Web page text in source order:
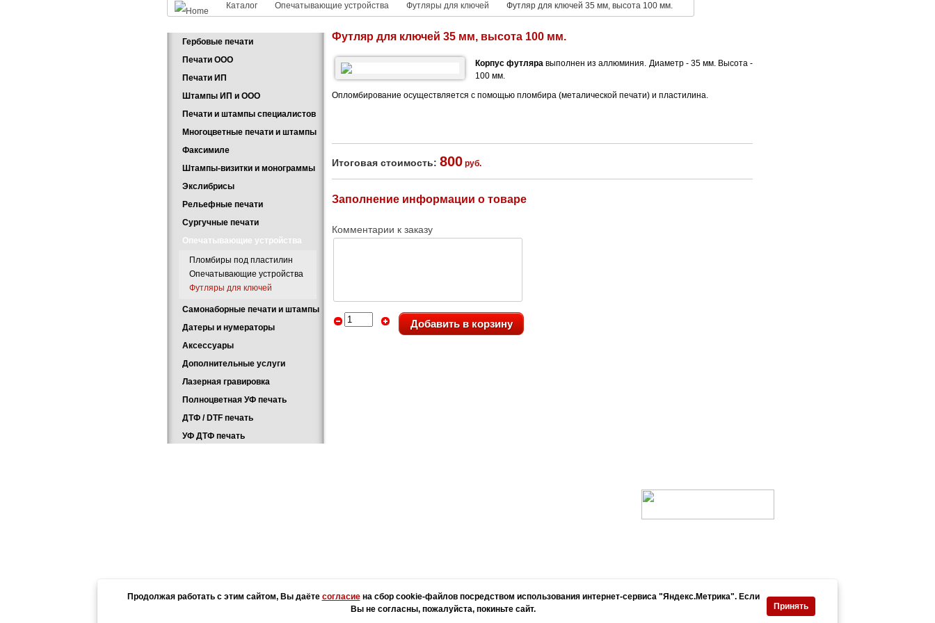
Каталог Опечатывающие устройства Футляры для ключей Футляр для ключей 35 мм, высота 100 мм.
Футляр для ключей 35 мм, высота 100 мм.
Корпус футляра выполнен из аллюминия. Диаметр - 35 мм. Высота -
100 мм.
Опломбирование осуществляется с помощью пломбира (металической печати) и пластилина.
Итоговая стоимость: 800 руб.
Заполнение информации о товаре
Комментарии к заказу
Добавить в корзину
Гербовые печати
Печати ООО
Печати ИП
Штампы ИП и ООО
Печати и штампы специалистов
Многоцветные печати и штампы
Факсимиле
Штампы-визитки и монограммы
Экслибрисы
Рельефные печати
Сургучные печати
Опечатывающие устройства
Пломбиры под пластилин
Опечатывающие устройства
Футляры для ключей
Самонаборные печати и штампы
Датеры и нумераторы
Аксессуары
Дополнительные услуги
Лазерная гравировка
Полноцветная УФ печать
ДТФ / DTF печать
УФ ДТФ печать
1991 - 2026 – Компания «ПолиграфычЪ» - изготовление печатей и штампов
Продолжая работать с этим сайтом, Вы даёте согласиена сбор cookie-файлов посредством использования интернет-сервиса "Яндекс.Метрика". Если
Вы не согласны, пожалуйста, покиньте сайт.
Принять